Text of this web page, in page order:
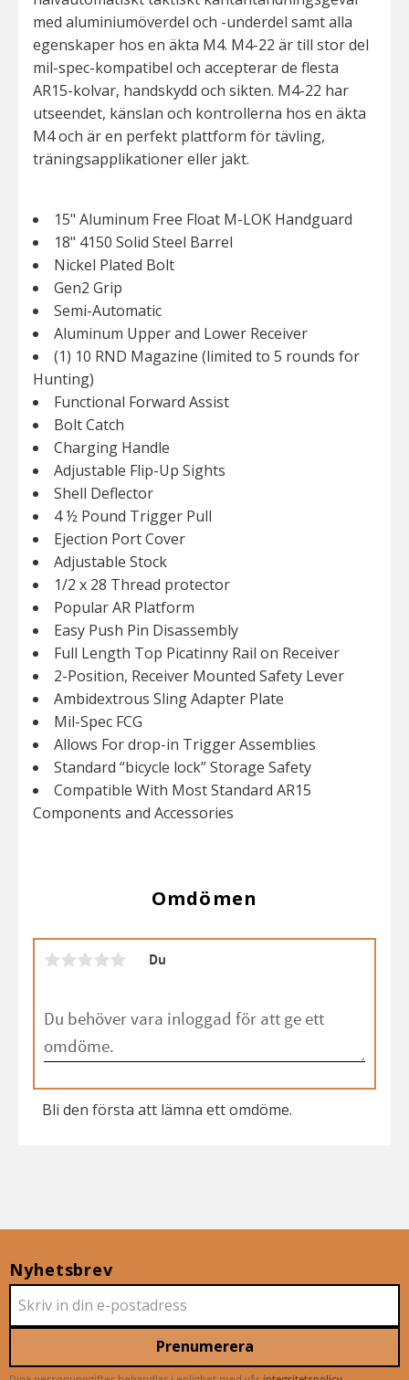
med aluminiumöverdel och -underdel samt alla
egenskaper hos en äkta M4. M4-22 är till stor del
mil-spec-kompatibel och accepterar de flesta
AR15-kolvar, handskydd och sikten. M4-22 har
utseendet, känslan och kontrollerna hos en äkta
M4 och är en perfekt plattform för tävling,
träningsapplikationer eller jakt.
15" Aluminum Free Float M-LOK Handguard
18" 4150 Solid Steel Barrel
Nickel Plated Bolt
Gen2 Grip
Semi-Automatic
Aluminum Upper and Lower Receiver
(1) 10 RND Magazine (limited to 5 rounds for
Hunting)
Functional Forward Assist
Bolt Catch
Charging Handle
Adjustable Flip-Up Sights
Shell Deflector
4 ½ Pound Trigger Pull
Ejection Port Cover
Adjustable Stock
1/2 x 28 Thread protector
Popular AR Platform
Easy Push Pin Disassembly
Full Length Top Picatinny Rail on Receiver
2-Position, Receiver Mounted Safety Lever
Ambidextrous Sling Adapter Plate
Mil-Spec FCG
Allows For drop-in Trigger Assemblies
Standard “bicycle lock” Storage Safety
Compatible With Most Standard AR15
Components and Accessories
Omdömen
Du
Bli den första att lämna ett omdöme.
Nyhetsbrev
Prenumerera